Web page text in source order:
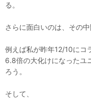
る。
さらに面白いのは、その
例えば私が昨年12/10にコ
6.8倍の大化けになったユ
ろう。
そして、